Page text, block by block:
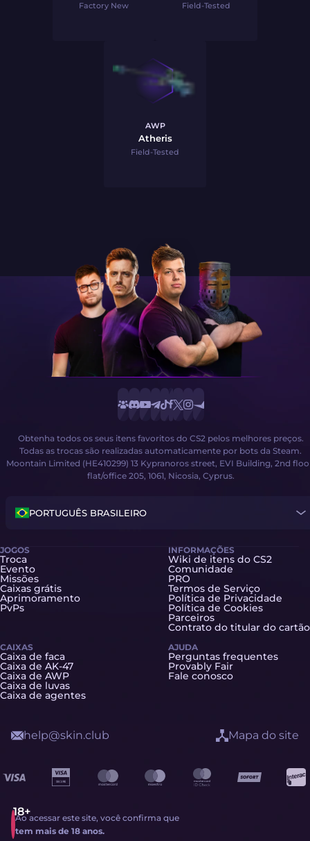
Factory New Field-Tested
AWP
Atheris
Field-Tested
Obtenha todos os seus itens favoritos do CS2 pelos melhores preços.
Todas as trocas são realizadas automaticamente por bots da Steam.
Moontain Limited (HE410299) 13 Kypranoros street, EVI Building, 2nd
flat/office 205, 1061, Nicosia, Cyprus.
PORTUGUÊS BRASILEIRO
JOGOS
Troca
Evento
Missões
Caixas grátis
Aprimoramento
PvPs
CAIXAS
Caixa de faca
Caixa de AK-47
Caixa de AWP
Caixa de luvas
Caixa de agentes
INFORMAÇÕES
Wiki de itens do CS2
Comunidade
PRO
Termos de Serviço
Política de Privacidade
Política de Cookies
Parceiros
Contrato do titular do cartão
AJUDA
Perguntas frequentes
Provably Fair
Fale conosco
Ao acessar este site, você confirma que
tem mais de 18 anos.
help@skin.club Mapa do site